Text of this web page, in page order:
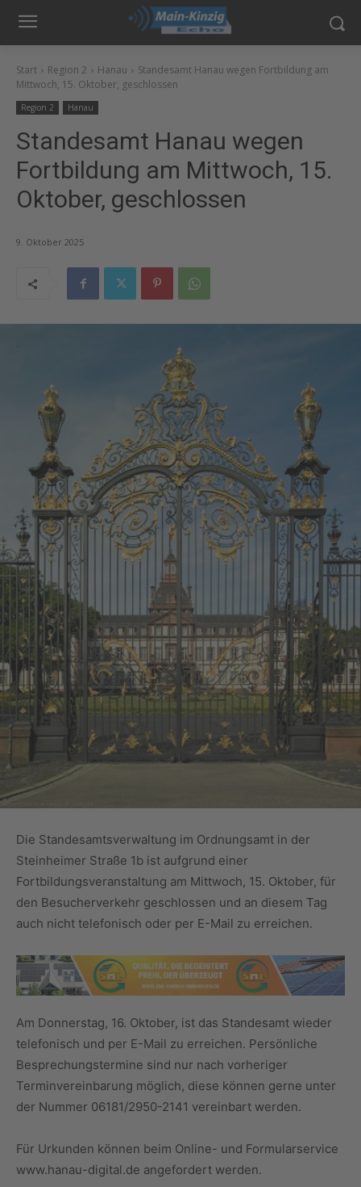
Start Region 2 Hanau
Standesamt Hanau wegen Fortbildung am
Mittwoch, 15. Oktober, geschlossen
Region 2 Hanau
Standesamt Hanau wegen
Fortbildung am Mittwoch, 15.
Oktober, geschlossen
9. Oktober 2025
Die Standesamtsverwaltung im Ordnungsamt in der
Steinheimer Straße 1b ist aufgrund einer
Fortbildungsveranstaltung am Mittwoch, 15. Oktober, für
den Besucherverkehr geschlossen und an diesem Tag
auch nicht telefonisch oder per E-Mail zu erreichen.
Am Donnerstag, 16. Oktober, ist das Standesamt wieder
telefonisch und per E-Mail zu erreichen. Persönliche
Besprechungstermine sind nur nach vorheriger
Terminvereinbarung möglich, diese können gerne unter
der Nummer 06181/2950-2141 vereinbart werden.
Für Urkunden können beim Online- und Formularservice
www.hanau-digital.de angefordert werden.